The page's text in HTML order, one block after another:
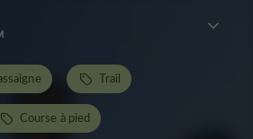
Trail
Course à pied